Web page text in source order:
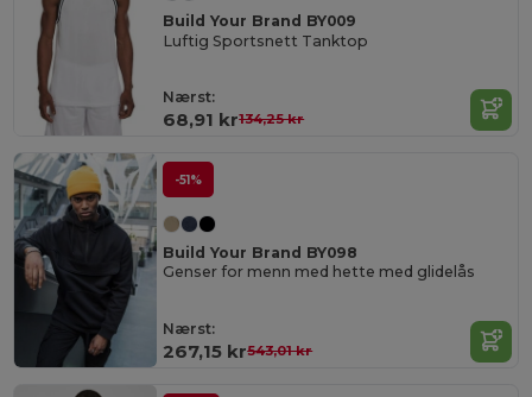
Build Your Brand BY009
Luftig Sportsnett Tanktop
Nærst:
68,91 kr134,25 kr
-51%
Build Your Brand BY098
Genser for menn med hette med glidelås
Nærst:
267,15 kr543,01 kr